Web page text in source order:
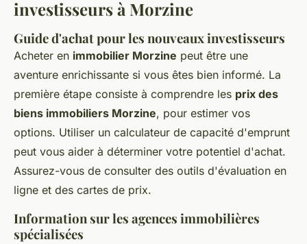
investisseurs à Morzine
Guide d'achat pour les nouveaux investisseurs
Acheter en immobilier Morzine peut être une
aventure enrichissante si vous êtes bien informé. La
première étape consiste à comprendre les prix des
biens immobiliers Morzine, pour estimer vos
options. Utiliser un calculateur de capacité d'emprunt
peut vous aider à déterminer votre potentiel d'achat.
Assurez-vous de consulter des outils d'évaluation en
ligne et des cartes de prix.
Information sur les agences immobilières
spécialisées